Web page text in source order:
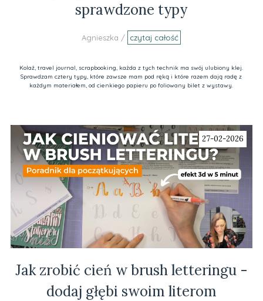
sprawdzone typy
Agnieszka / czytaj całość
Kolaż, travel journal, scrapbooking, każda z tych technik ma swój ulubiony klej.
Sprawdzam cztery typy, które zawsze mam pod ręką i które razem dają radę z
każdym materiałem, od cienkiego papieru po foliowany bilet z wystawy.
27-02-2026
Jak zrobić cień w brush letteringu -
dodaj głębi swoim literom